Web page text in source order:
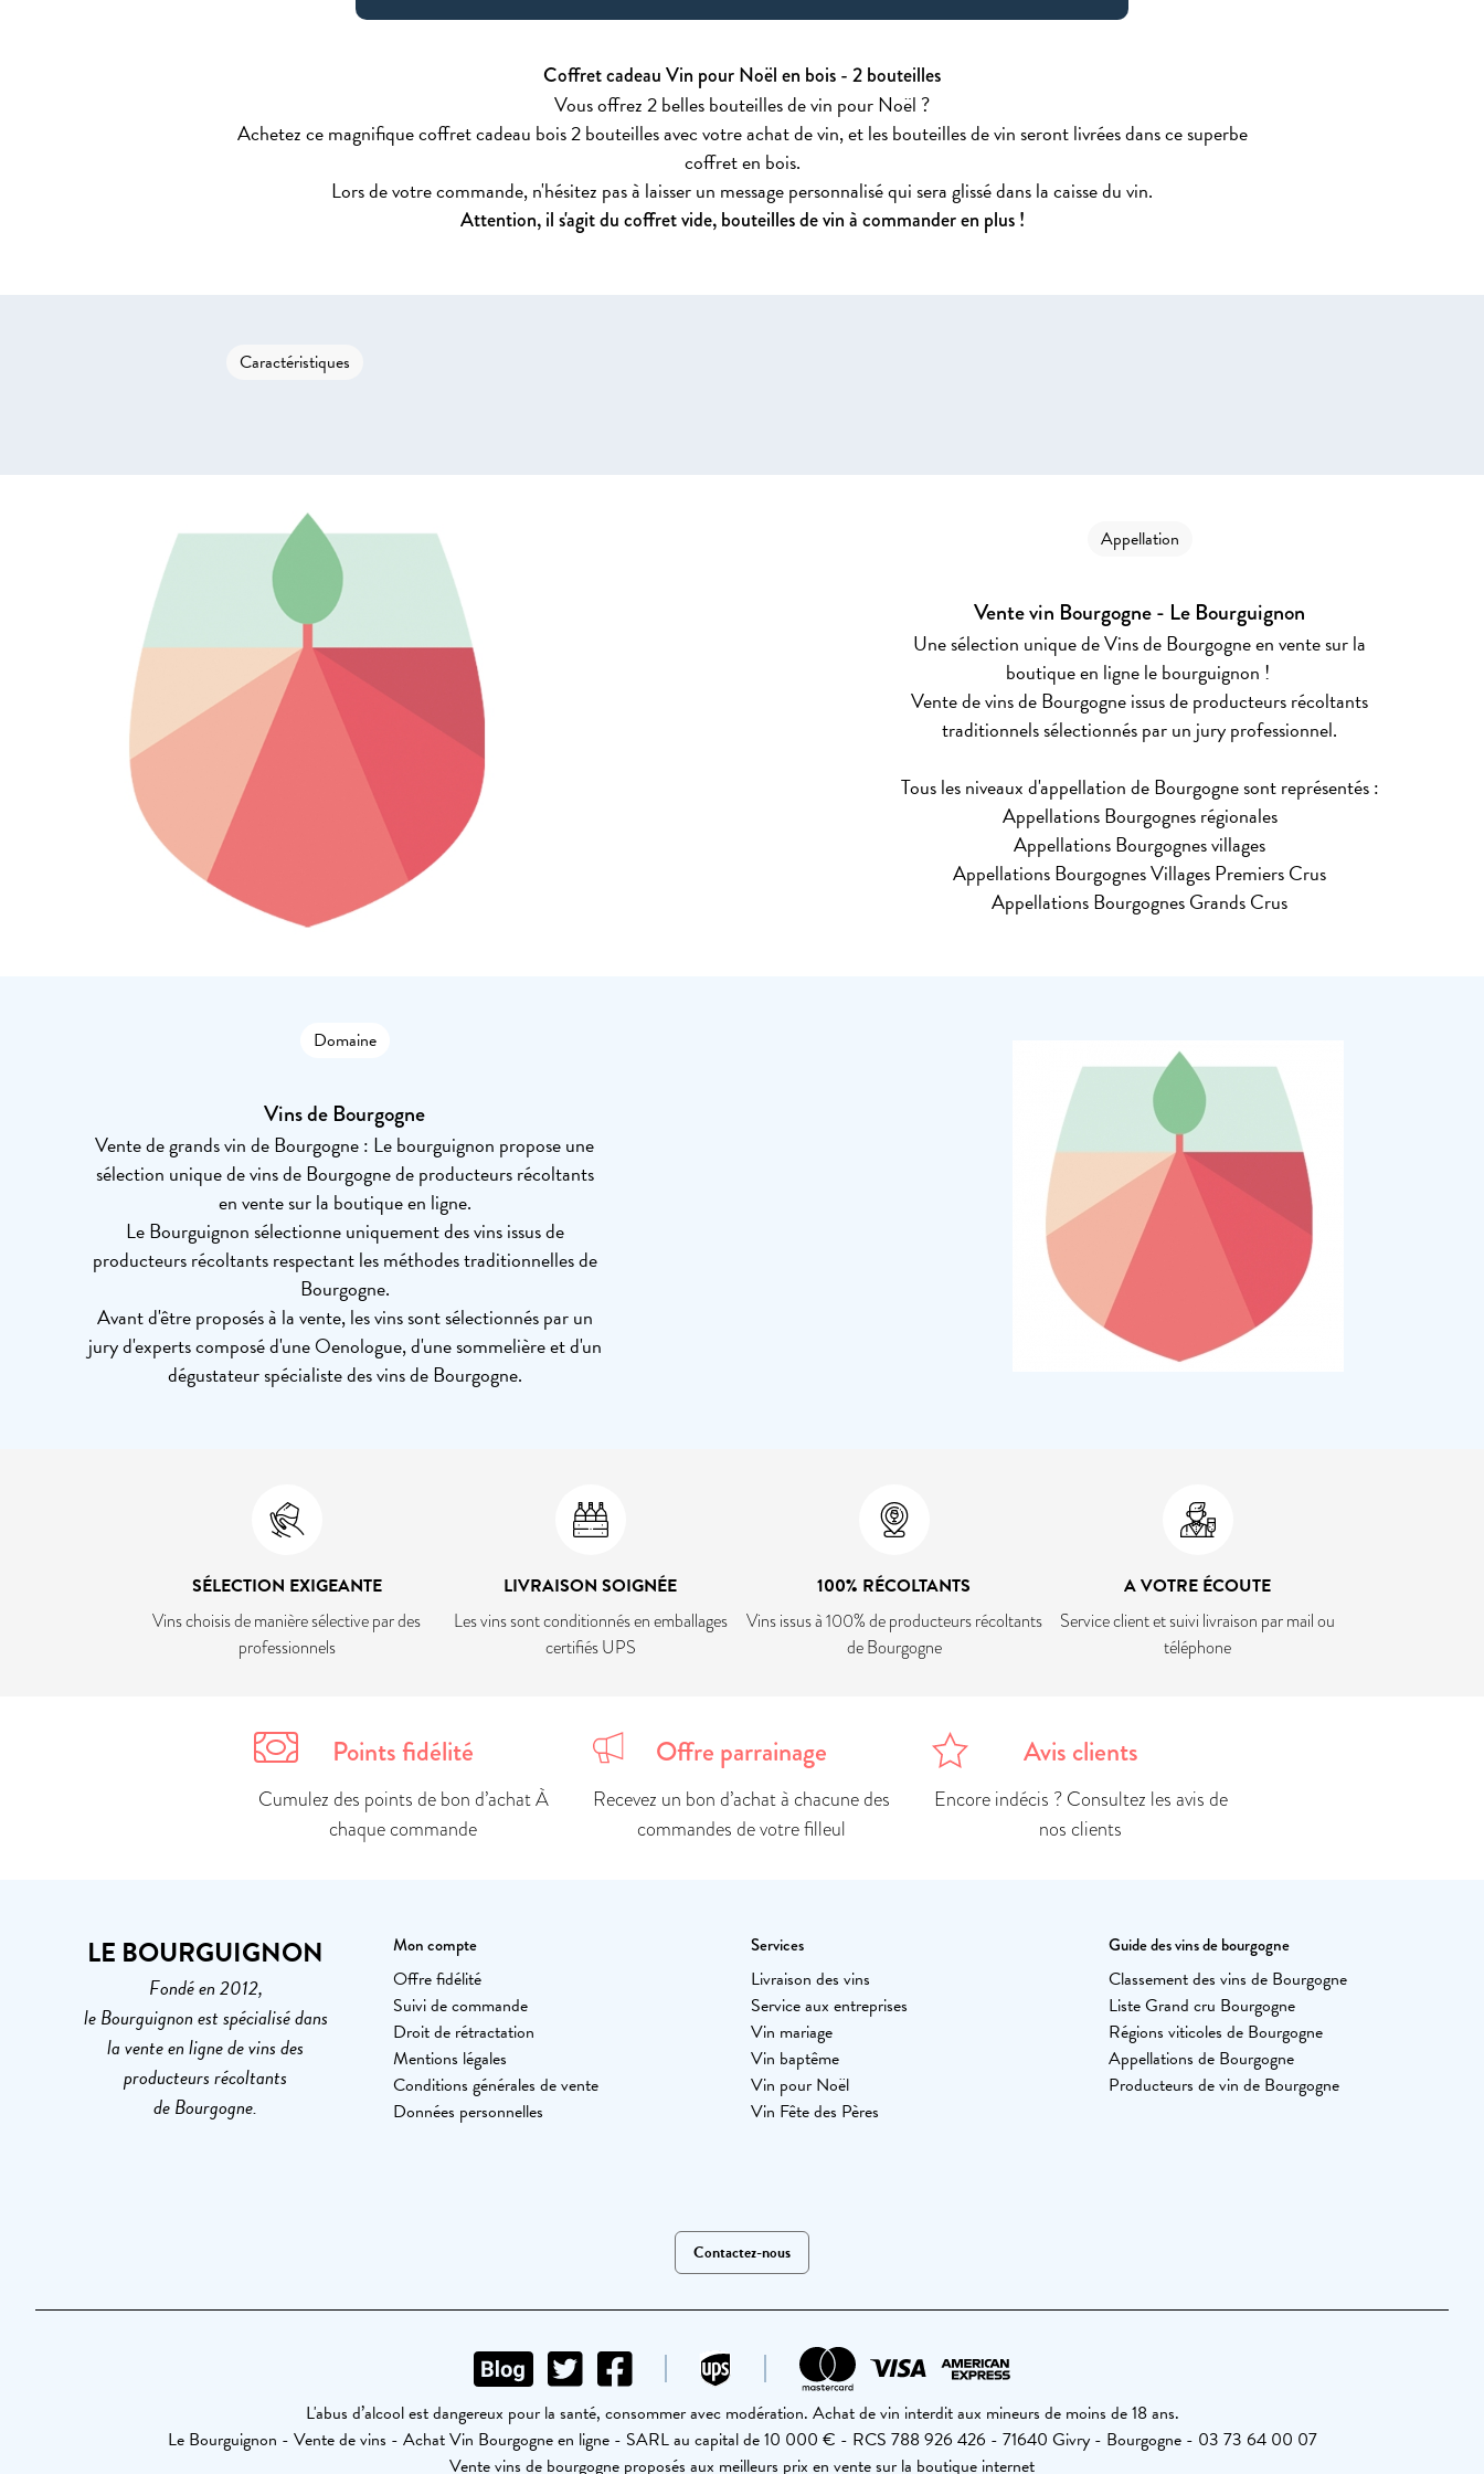
Coffret cadeau Vin pour Noël en bois - 2 bouteilles
Vous offrez 2 belles bouteilles de vin pour Noël ?
Achetez ce magnifique coffret cadeau bois 2 bouteilles avec votre achat de vin, et les bouteilles de vin seront livrées dans ce superbe
coffret en bois.
Lors de votre commande, n'hésitez pas à laisser un message personnalisé qui sera glissé dans la caisse du vin.
Attention, il s'agit du coffret vide, bouteilles de vin à commander en plus !
Caractéristiques
Appellation
Vente vin Bourgogne - Le Bourguignon
Une sélection unique de Vins de Bourgogne en vente sur la
boutique en ligne le bourguignon !
Vente de vins de Bourgogne issus de producteurs récoltants
traditionnels sélectionnés par un jury professionnel.
Tous les niveaux d'appellation de Bourgogne sont représentés :
Appellations Bourgognes régionales
Appellations Bourgognes villages
Appellations Bourgognes Villages Premiers Crus
Appellations Bourgognes Grands Crus
Domaine
Vins de Bourgogne
Vente de grands vin de Bourgogne : Le bourguignon propose une
sélection unique de vins de Bourgogne de producteurs récoltants
en vente sur la boutique en ligne.
Le Bourguignon sélectionne uniquement des vins issus de
producteurs récoltants respectant les méthodes traditionnelles de
Bourgogne.
Avant d'être proposés à la vente, les vins sont sélectionnés par un
jury d'experts composé d'une Oenologue, d'une sommelière et d'un
dégustateur spécialiste des vins de Bourgogne.
SÉLECTION EXIGEANTE
Vins choisis de manière sélective par des
professionnels
LIVRAISON SOIGNÉE
Les vins sont conditionnés en emballages
certifiés UPS
100% RÉCOLTANTS
Vins issus à 100% de producteurs récoltants
de Bourgogne
A VOTRE ÉCOUTE
Service client et suivi livraison par mail ou
téléphone
Points fidélité
Cumulez des points de bon d’achat À
chaque commande
Offre parrainage
Recevez un bon d’achat à chacune des
commandes de votre filleul
Avis clients
Encore indécis ? Consultez les avis de
nos clients
LE BOURGUIGNON
Fondé en 2012,
le Bourguignon est spécialisé dans
la vente en ligne de vins des
producteurs récoltants
de Bourgogne.
Mon compte
Offre fidélité
Suivi de commande
Droit de rétractation
Mentions légales
Conditions générales de vente
Données personnelles
Services
Livraison des vins
Service aux entreprises
Vin mariage
Vin baptême
Vin pour Noël
Vin Fête des Pères
Guide des vins de bourgogne
Classement des vins de Bourgogne
Liste Grand cru Bourgogne
Régions viticoles de Bourgogne
Appellations de Bourgogne
Producteurs de vin de Bourgogne
Contactez-nous
L'abus d’alcool est dangereux pour la santé, consommer avec modération. Achat de vin interdit aux mineurs de moins de 18 ans.
Le Bourguignon - Vente de vins - Achat Vin Bourgogne en ligne - SARL au capital de 10 000 € - RCS 788 926 426 - 71640 Givry - Bourgogne - 03 73 64 00 07
Vente vins de bourgogne proposés aux meilleurs prix en vente sur la boutique internet